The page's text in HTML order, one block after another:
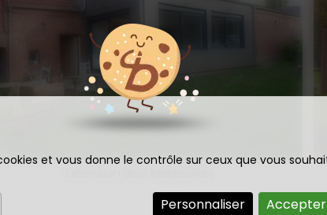
et vous donne le contrôle sur ceux que vous
Personnaliser